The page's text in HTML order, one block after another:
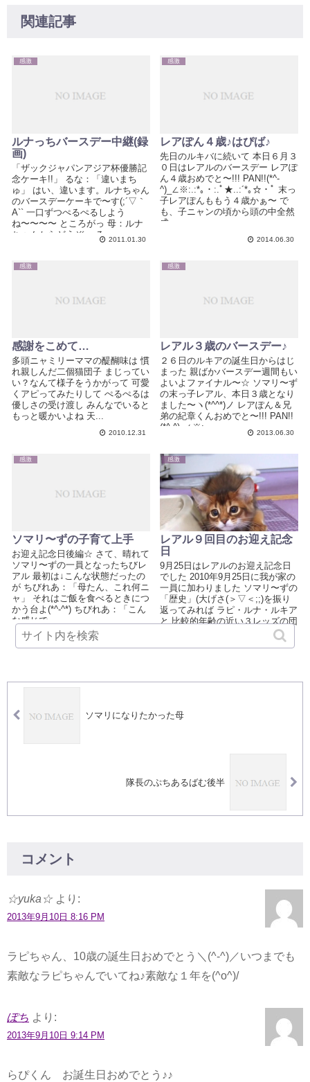
関連記事
感激
ルナっちバースデー中継(録
画)
「ザックジャパンアジア杯優勝記
念ケーキ!!」 るな：「違いまち
ゅ」 はい、違います。ルナちゃん
のバースデーケーキで〜す(;´▽｀
A`` 一口ずつぺるぺるしよう
ね〜〜〜〜 ところがっ 母：ルナ
ちゃんからどうぞ〜 る...
2011.01.30
感激
レアぽん４歳♪はぴば♪
先日のルキバに続いて 本日６月３
０日はレアルのバースデー レアぽ
ん４歳おめでと〜!!! PAN!!(*^-
^)_∠※:.:*｡・:.ﾟ★..:´*｡☆・ﾟ 末っ
子レアぽんももう４歳かぁ〜 で
も、子ニャンの頃から頭の中全然
成...
2014.06.30
感激
感謝をこめて…
多頭ニャミリーママの醍醐味は 慣
れ親しんだ二個猫団子 まじってい
い？なんて様子をうかがって 可愛
くアピってみたりして ぺるぺるは
優しさの受け渡し みんなでいると
もっと暖かいよね 天...
2010.12.31
感激
レアル３歳のバースデー♪
２６日のルキアの誕生日からはじ
まった 親ばかバースデー週間もい
よいよファイナル〜☆ ソマリ〜ず
の末っ子レアル、本日３歳となり
ました〜ヽ(*^^*)ノ レアぽん＆兄
弟の紀章くんおめでと〜!!! PAN!!
(*^-^)_∠※:....
2013.06.30
感激
ソマリ〜ずの子育て上手
お迎え記念日後編☆ さて、晴れて
ソマリ〜ずの一員となったちびレ
アル 最初は↓こんな状態だったの
が ちびれあ：「母たん、これ何ニ
ャ」 それはご飯を食べるときにつ
かう台よ(*^-^*) ちびれあ：「こん
な感じで」 ...
感激
レアル９回目のお迎え記念
日
9月25日はレアルのお迎え記念日
でした 2010年9月25日に我が家の
一員に加わりました ソマリ〜ずの
「歴史」(大げさ(＞▽＜;;)を振り
返ってみれば ラピ・ルナ・ルキア
と 比較的年齢の近い３レッズの団
2019.10.03
ソマリになりたかった母
隊長のぷちあるばむ後半
コメント
☆yuka☆ より:
2013年9月10日 8:16 PM
ラピちゃん、10歳の誕生日おめでとう＼(^-^)／いつまでも
素敵なラピちゃんでいてね♪素敵な１年を(^o^)/
ぽち より:
2013年9月10日 9:14 PM
らぴくん お誕生日おめでとう♪♪